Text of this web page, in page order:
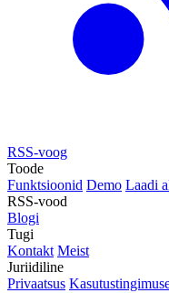
RSS-voog
Toode
Funktsioonid Demo Laadi
RSS-vood
Blogi
Tugi
Kontakt Meist
Juriidiline
Privaatsus